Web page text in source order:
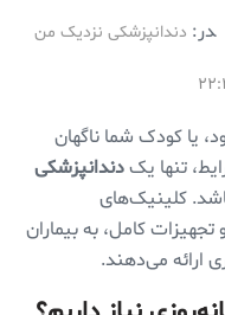
در: دندانپزشکی نزدیک من
یا کودک شما ناگهان
تنها یکدندانپزشکی
کلینیک‌های
کامل، به بیماران
ارائه می‌دهند.